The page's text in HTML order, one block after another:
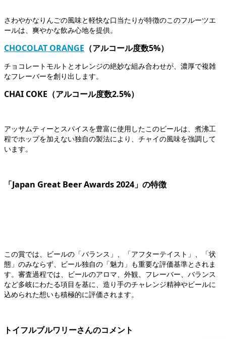
さわやかなりんごの風味と軽快な口当たりが特徴のこのフルーツエ
ールは、爽やかな飲み心地を提供。
CHOCOLAT ORANGE （アルコール度数5%）
チョコレートモルトとオレンジの絶妙な組み合わせが、濃厚で複雑
なフレーバーを創り出します。
CHAI COKE（アルコール度数2.5%）
アッサムティーとスパイスを豊富に使用したこのビールは、煮沸工
程でホップを加えない独自の製法により、チャイの風味を強調して
います。
「Japan Great Beer Awards 2024」の特徴
この賞では、ビールの「バランス」、「アフターテイスト」、「状
態」のみならず、ビール独自の「魅力」も重要な評価基準とされま
す。審査過程では、ビールのアロマ、外観、フレーバー、バランス
など多岐にわたる項目を基に、造り手のチャレンジ精神やビールに
込められた想いも積極的に評価されます。
トイフルブルワリーさんのコメント